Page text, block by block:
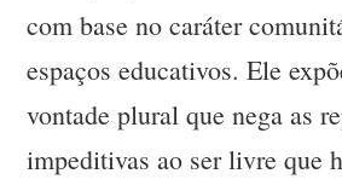
com base no caráter
espaços educativos. Ele
vontade plural que nega as
impeditivas ao ser livre que